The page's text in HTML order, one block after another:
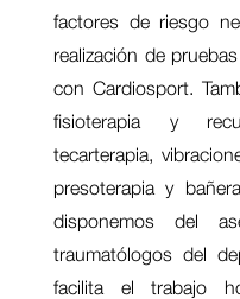
factores de riesgo
realización de
con Cardiosport.
fisioterapia y
tecarterapia,
presoterapia y
disponemos del
traumatólogos del
facilita el trabajo